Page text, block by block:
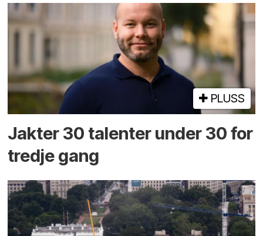
PLUSS
Jakter 30 talenter under 30 for
tredje gang